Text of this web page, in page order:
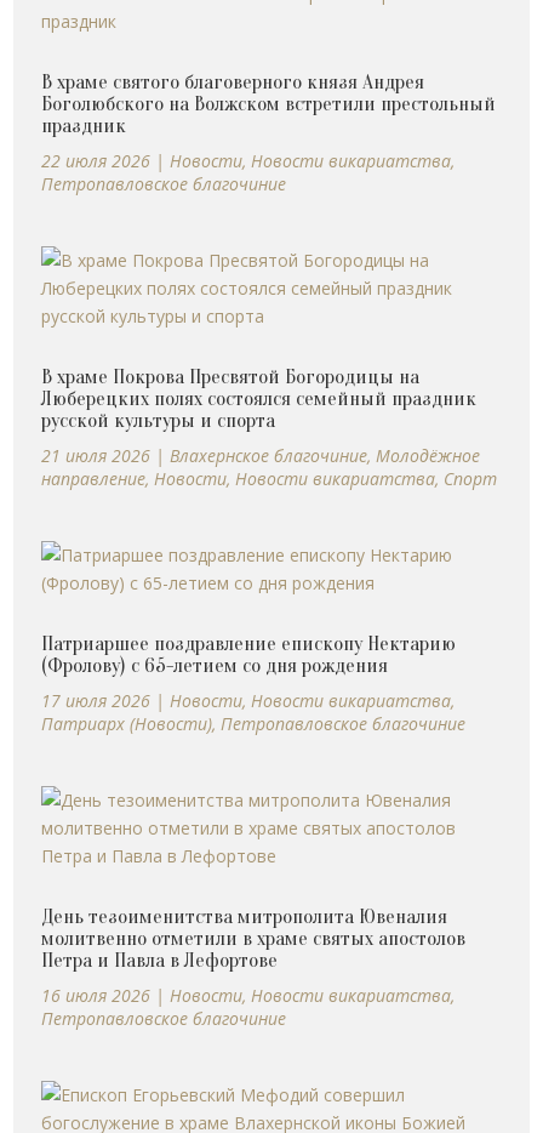
В храме святого благоверного князя Андрея
Боголюбского на Волжском встретили престольный
праздник
22 июля 2026 |Новости,Новости викариатства,
Петропавловское благочиние
В храме Покрова Пресвятой Богородицы на
Люберецких полях состоялся семейный праздник
русской культуры и спорта
21 июля 2026 |Влахернское благочиние,Молодёжное
направление,Новости,Новости викариатства, Спорт
Патриаршее поздравление епископу Нектарию
(Фролову) с 65-летием со дня рождения
17 июля 2026 |Новости,Новости викариатства,
Патриарх (Новости),Петропавловское благочиние
День тезоименитства митрополита Ювеналия
молитвенно отметили в храме святых апостолов
Петра и Павла в Лефортове
16 июля 2026 |Новости,Новости викариатства,
Петропавловское благочиние